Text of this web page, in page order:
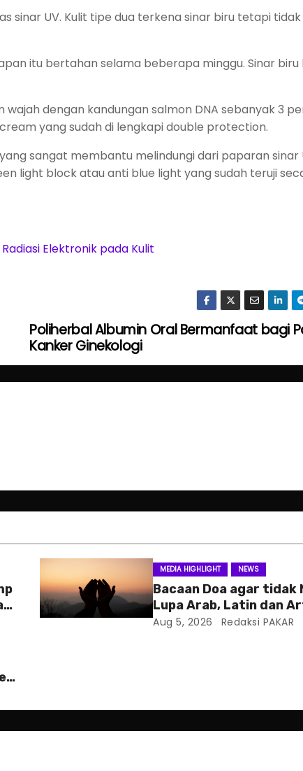
sinar UV. Kulit tipe dua terkena sinar biru tetapi tidak
itu bertahan selama beberapa minggu. Sinar biru
dengan kandungan salmon DNA sebanyak 3
yang sudah di lengkapi double protection.
sangat membantu melindungi dari paparan sinar
light block atau anti blue light yang sudah teruji
Elektronik pada Kulit
Poliherbal Albumin Oral Bermanfaat bagi
Kanker Ginekologi
MEDIA HIGHLIGHT NEWS
Bacaan Doa agar tidak
Lupa Arab, Latin dan
Aug 5, 2026 Redaksi PAKAR